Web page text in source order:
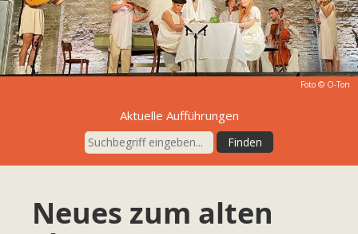
Foto © O-Ton
Aktuelle Aufführungen
Neues zum alten